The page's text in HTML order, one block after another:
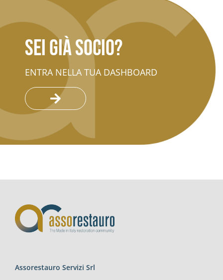
Sei già socio?
ENTRA NELLA TUA DASHBOARD
Assorestauro Servizi Srl